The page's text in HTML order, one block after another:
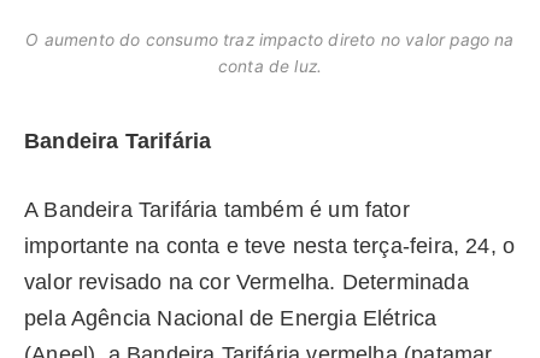
O aumento do consumo traz impacto direto no valor pago na
conta de luz.
Bandeira Tarifária
A Bandeira Tarifária também é um fator
importante na conta e teve nesta terça-feira, 24, o
valor revisado na cor Vermelha. Determinada
pela Agência Nacional de Energia Elétrica